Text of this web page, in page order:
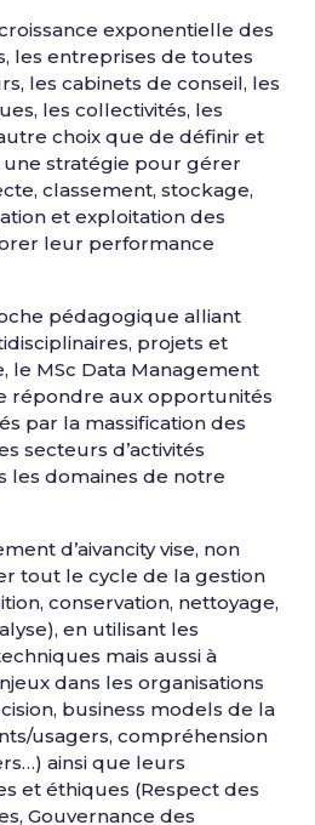
exponentielle des
les entreprises de toutes
les cabinets de conseil, les
les collectivités, les
choix que de définir et
stratégie pour gérer
classement, stockage,
et exploitation des
leur performance
pédagogique alliant
projets et
le MSc Data Management
répondre aux opportunités
par la massification des
secteurs d’activités
les domaines de notre
d’aivancity vise, non
tout le cycle de la gestion
conservation, nettoyage,
en utilisant les
mais aussi à
dans les organisations
business models de la
usagers, compréhension
ainsi que leurs
et éthiques (Respect des
Gouvernance des